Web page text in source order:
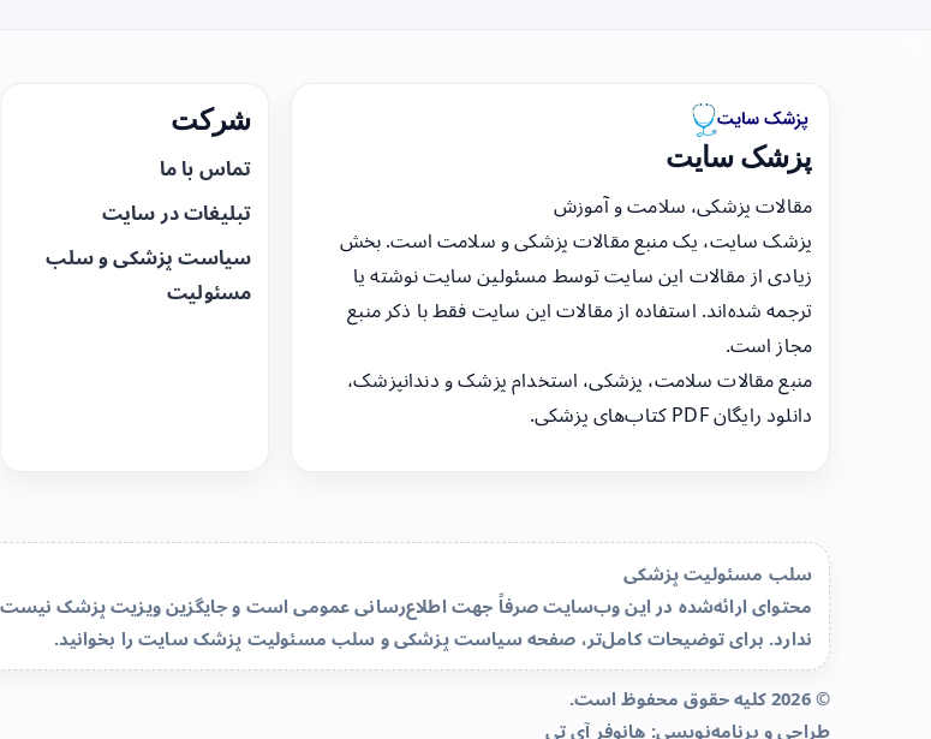
پزشک سایت
مقالات پزشکی، سلامت و آموزش
پزشک سایت، یک منبع مقالات پزشکی و سلامت است. بخش
زیادی از مقالات این سایت توسط مسئولین سایت نوشته یا
ترجمه شده‌اند. استفاده از مقالات این سایت فقط با ذکر منبع
مجاز است.
منبع مقالات سلامت، پزشکی، استخدام پزشک و دندانپزشک،
دانلود رایگان PDF کتاب‌های پزشکی.
شرکت
تماس با ما
تبلیغات در سایت
سیاست پزشکی و سلب
مسئولیت
سلب مسئولیت پزشکی
محتوای ارائه‌شده در این وب‌سایت صرفاً جهت اطلاع‌رسانی عمومی است و جایگزین ویزیت پزشک
ندارد. برای توضیحات کامل‌تر، صفحهسیاست پزشکی و سلب مسئولیت پزشک سایترا بخوانید.
© 2026 کلیه حقوق محفوظ است.
طراحی و برنامه‌نویسی: هانوفر آی تی